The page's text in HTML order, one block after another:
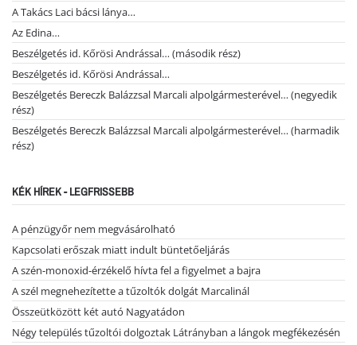
A Takács Laci bácsi lánya…
Az Edina…
Beszélgetés id. Kőrösi Andrással… (második rész)
Beszélgetés id. Kőrösi Andrással…
Beszélgetés Bereczk Balázzsal Marcali alpolgármesterével… (negyedik
rész)
Beszélgetés Bereczk Balázzsal Marcali alpolgármesterével… (harmadik
rész)
KÉK HÍREK - LEGFRISSEBB
A pénzügyőr nem megvásárolható
Kapcsolati erőszak miatt indult büntetőeljárás
A szén-monoxid-érzékelő hívta fel a figyelmet a bajra
A szél megnehezítette a tűzoltók dolgát Marcalinál
Összeütközött két autó Nagyatádon
Négy település tűzoltói dolgoztak Látrányban a lángok megfékezésén